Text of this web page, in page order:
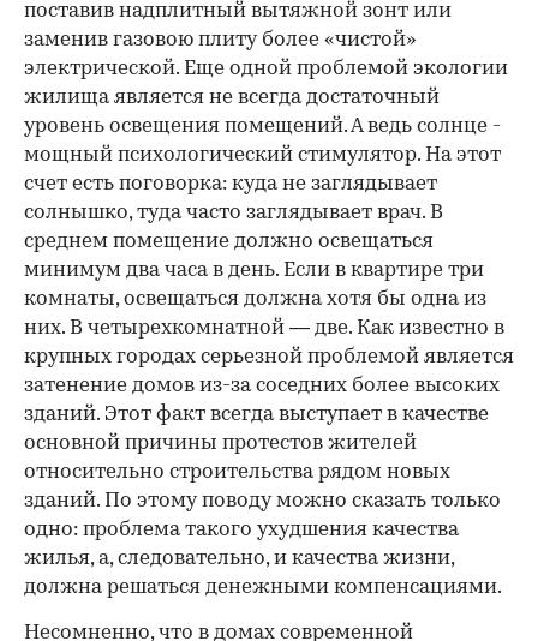
поставив надплитный вытяжной зонт или
заменив газовою плиту более «чистой»
электрической. Еще одной проблемой экологии
жилища является не всегда достаточный
уровень освещения помещений. А ведь солнце -
мощный психологический стимулятор. На этот
счет есть поговорка: куда не заглядывает
солнышко, туда часто заглядывает врач. В
среднем помещение должно освещаться
минимум два часа в день. Если в квартире три
комнаты, освещаться должна хотя бы одна из
них. В четырехкомнатной — две. Как известно в
крупных городах серьезной проблемой является
затенение домов из-за соседних более высоких
зданий. Этот факт всегда выступает в качестве
основной причины протестов жителей
относительно строительства рядом новых
зданий. По этому поводу можно сказать только
одно: проблема такого ухудшения качества
жилья, а, следовательно, и качества жизни,
должна решаться денежными компенсациями.
Несомненно, что в домах современной